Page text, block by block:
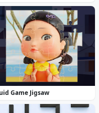
Game Jigsaw